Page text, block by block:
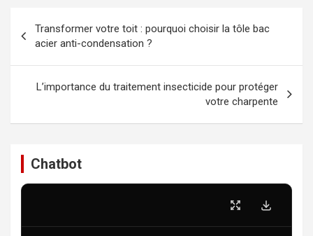
de
l’article
Transformer votre toit : pourquoi choisir la tôle bac
acier anti-condensation ?
L’importance du traitement insecticide pour protéger
votre charpente
Chatbot